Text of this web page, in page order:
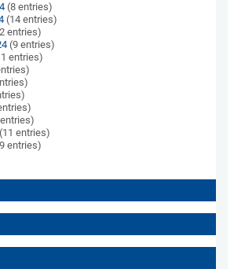
(8 entries)
(14 entries)
entries)
(9 entries)
entries)
(11 entries)
entries)